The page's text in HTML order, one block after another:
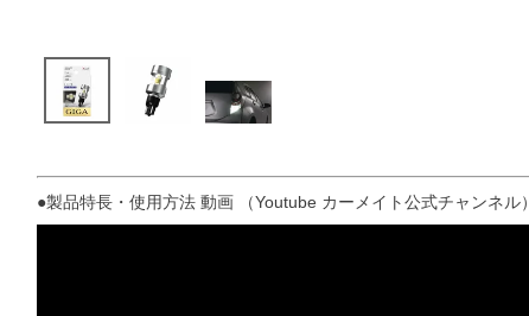
●製品特長・使用方法 動画 （Youtube カーメイト公式チャンネル）